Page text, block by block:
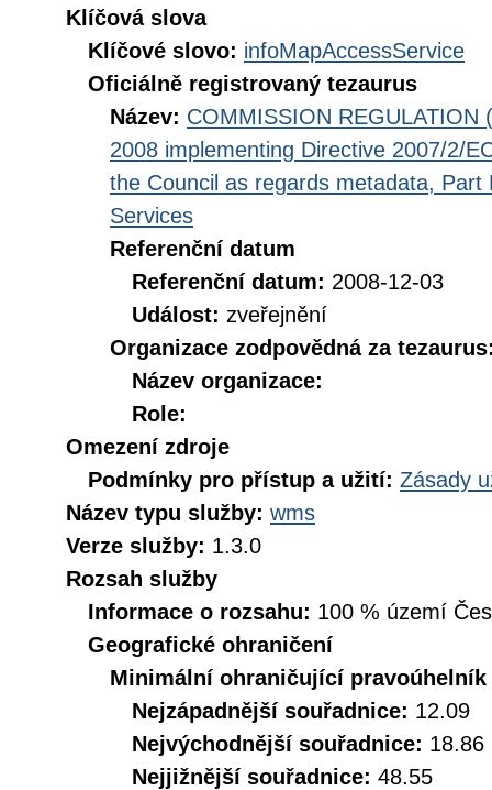
Klíčová slova
Klíčové slovo: infoMapAccessService
Oficiálně registrovaný tezaurus
Název: COMMISSION REGULATION
2008 implementing Directive 2007/2/
the Council as regards metadata,
Services
Referenční datum
Referenční datum: 2008-12-03
Událost: zveřejnění
Organizace zodpovědná za
Název organizace:
Role:
Omezení zdroje
Podmínky pro přístup a užití: Zásady
Název typu služby: wms
Verze služby: 1.3.0
Rozsah služby
Informace o rozsahu: 100 % území
Geografické ohraničení
Minimální ohraničující pravoúhelník
Nejzápadnější souřadnice: 12.09
Nejvýchodnější souřadnice: 18.86
Nejjižnější souřadnice: 48.55